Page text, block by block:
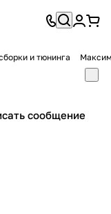
и тюнинга
сообщение